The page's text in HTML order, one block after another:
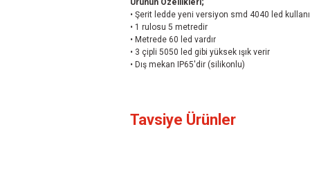
Ürünün Özellikleri;
• Şerit ledde yeni versiyon smd 4040 led
• 1 rulosu 5 metredir
• Metrede 60 led vardır
• 3 çipli 5050 led gibi yüksek ışık verir
• Dış mekan IP65'dir (silikonlu)
Bu ürünün fiyat bilgisi, resim, ürün
Görüş ve önerileriniz için teşekkür ederiz.
Tavsiye Ürünler